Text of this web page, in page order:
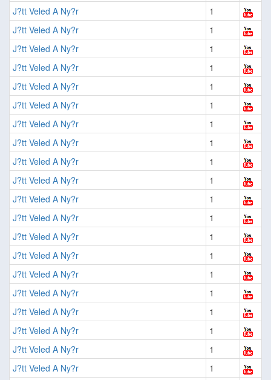
J?tt Veled A Ny?r
1
J?tt Veled A Ny?r
1
J?tt Veled A Ny?r
1
J?tt Veled A Ny?r
1
J?tt Veled A Ny?r
1
J?tt Veled A Ny?r
1
J?tt Veled A Ny?r
1
J?tt Veled A Ny?r
1
J?tt Veled A Ny?r
1
J?tt Veled A Ny?r
1
J?tt Veled A Ny?r
1
J?tt Veled A Ny?r
1
J?tt Veled A Ny?r
1
J?tt Veled A Ny?r
1
J?tt Veled A Ny?r
1
J?tt Veled A Ny?r
1
J?tt Veled A Ny?r
1
J?tt Veled A Ny?r
1
J?tt Veled A Ny?r
1
J?tt Veled A Ny?r
1